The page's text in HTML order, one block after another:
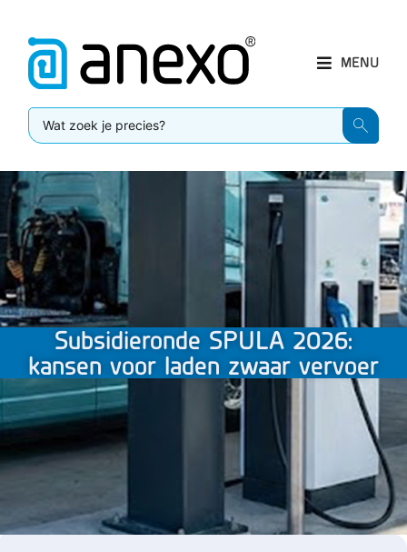
MENU
Subsidieronde SPULA 2026:
kansen voor laden zwaar vervoer